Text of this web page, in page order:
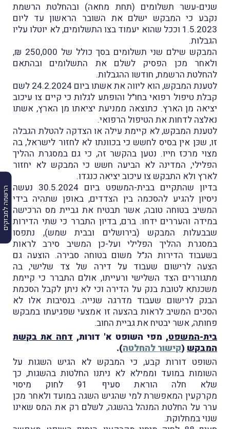
הרשמה למבזקים
שנים-עשר תשלומים (תחת מחאה) ובהחלטת הרשמת
נקבע כי המבקש ישלם את השובר הראשון עד ליום
1.5.2023 וככל שהוא יעמוד בצו התשלומים, לא יוטלו עליו
הגבלות.
המבקש שילם שני תשלומים בסך כולל של 250,000 ₪,
ולאחר מכן הפסיק לשלם את התשלומים ובהתאם
להחלטת הרשמת, חודשו ההגבלות.
לטענת המבקש, הוא ליווה את אשתו ביום 24.2.2024 לשם
קבלת טיפול רפואי בחו"ל והופתע לגלות כי קיים צו עיכוב
יציאה מן הארץ. כתוצאה ממניעת יציאתו מן הארץ, אשתו
נאלצה לדחות את הטיפול הרפואי.
לטענת המבקש, לא קיימת עילה או הצדקה להטלת הגבלה
זו, שכּן אין בסיס לחשש כי בכוונתו לא לחזור לישראל, בה
מצוי מרכז חייו. נטען בהקשר זה, כי גם במסגרת ההליך
הפלילי, המדינה לא הביעה חשש כי המבקש לא יחזור
לארץ ולא התבקש צו עיכוב יציאה כנגדו.
בדיון שהתקיים בבית-המשפט ביום 30.5.2024 נעשה
ניסיון להגיע להסכמה בין הצדדים, באופן שתהיה בידי
המשיב בטוחה טובה, אשר תבטיח את גביית מס הרכישה
במידה והעררים ידחו. ברם, בדיון התברר כי שתי הדירות
שבבעלות המבקש (בירושלים ובבית שמש), נתפסו
במסגרת ההליך הפלילי ועל-כן המשיב סירב לראות
בשעבוד הדירות הנ"ל משום בטוחה סבירה. הוצעה גם
הצעה לרישום שעבוד על דירה של צד שלישי, בה
מתגוררים הצד השלישי ורעייתו, אולם התברר כי קיימת
משכנתא לטובת בנק על הדירה וכי לא ניתן לקבל הסכמת
הבנק לרישום שעבוד מדרגה שנייה. בנסיבות אלו לא
הסכים המשיב לראות בהצעה זו אמצעי שפגיעתו במבקש
פחותה, אשר יבטיח את גביית החוב.
בית-המשפט, מפי השופט א' דורות, דחה את בקשת
המבקש (קישור להחלטה).
השופט דורות קבע, כי המבקש לא הגיש השגות על
השומות במועד וממילא לא ניתנו החלטות בהשגות, כך
שלא חלה הוראת סעיף 91 לחוק מיסוי
מקרקעין המאפשרת למי שהגיש השגה במועד ולאחר מכן
ערר על החלטת המנהל בהשגה, לשלם רק את המס שאינו
שנוי במחלוקת.